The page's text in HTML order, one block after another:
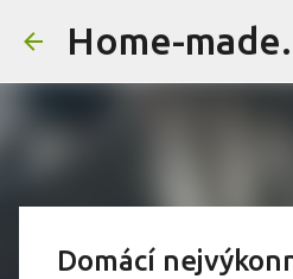
Home-
Domácí